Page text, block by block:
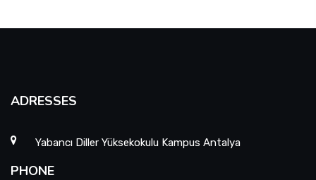
ADRESSES
Yabancı Diller Yüksekokulu Kampus Antalya
PHONE